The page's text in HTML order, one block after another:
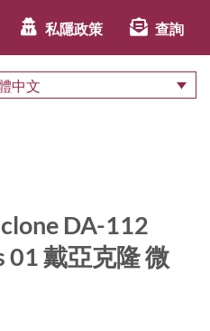
私隱政策 查詢
中文
DA-112
01 戴亞克隆 微